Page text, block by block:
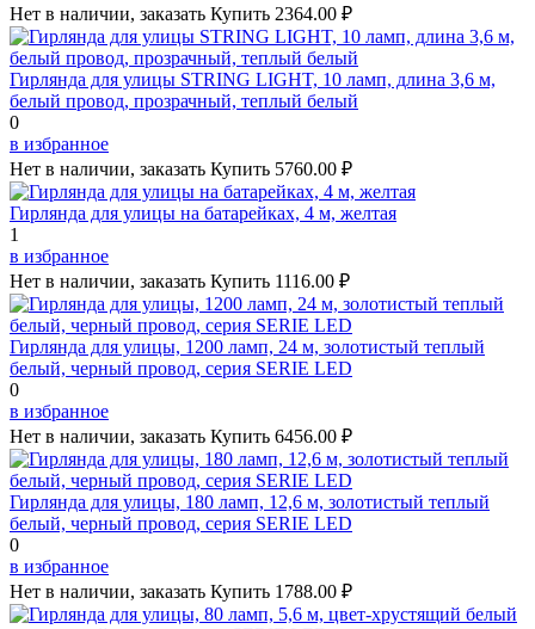
Нет в наличии, заказать Купить 2364.00 ₽
Гирлянда для улицы STRING LIGHT, 10 ламп, длина 3,6 м,
белый провод, прозрачный, теплый белый
0
в избранное
Нет в наличии, заказать Купить 5760.00 ₽
Гирлянда для улицы на батарейках, 4 м, желтая
1
в избранное
Нет в наличии, заказать Купить 1116.00 ₽
Гирлянда для улицы, 1200 ламп, 24 м, золотистый теплый
белый, черный провод, серия SERIE LED
0
в избранное
Нет в наличии, заказать Купить 6456.00 ₽
Гирлянда для улицы, 180 ламп, 12,6 м, золотистый теплый
белый, черный провод, серия SERIE LED
0
в избранное
Нет в наличии, заказать Купить 1788.00 ₽